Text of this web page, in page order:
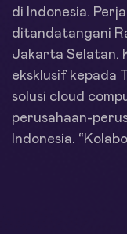
di Indonesia.
ditandatangani
Jakarta Selatan.
eksklusif kepada
solusi cloud
perusahaan-
Indonesia.